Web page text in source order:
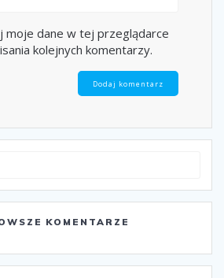
moje dane w tej przeglądarce
kolejnych komentarzy.
KOMENTARZE